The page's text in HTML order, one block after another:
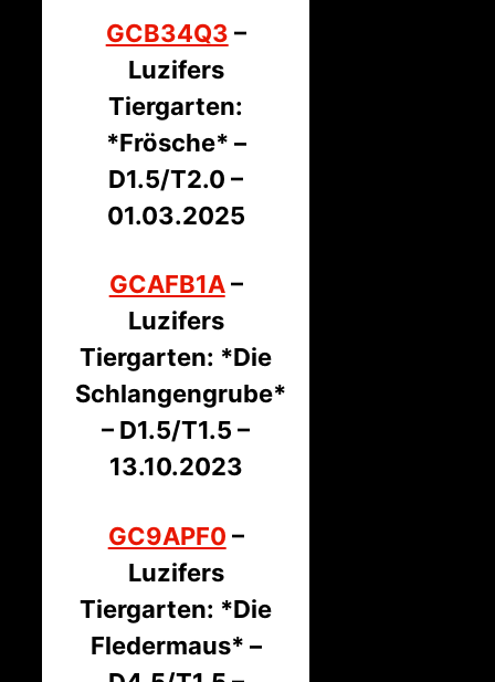
GCB34Q3 –
Luzifers
Tiergarten:
*Frösche* –
D1.5/T2.0 –
01.03.2025
GCAFB1A–
Luzifers
Tiergarten: *Die
Schlangengrube*
– D1.5/T1.5 –
13.10.2023
GC9APF0 –
Luzifers
Tiergarten: *Die
Fledermaus* –